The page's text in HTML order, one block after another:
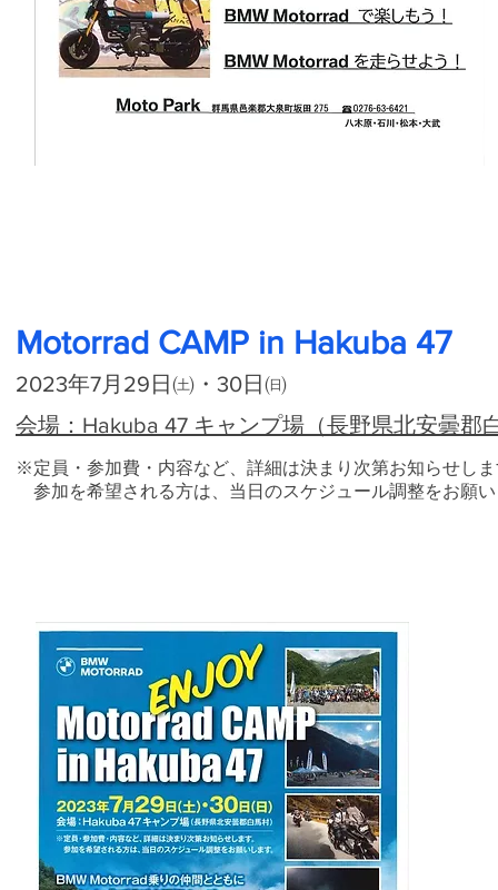
Motorrad CAMP in Hakuba 47
2023年7月29日㈯・30日㈰
会場：Hakuba 47 キャンプ場（長野県北安曇郡
※定員・参加費・内容など、詳細は決まり次第お知らせし
参加を希望される方は、当日のスケジュール調整をお願